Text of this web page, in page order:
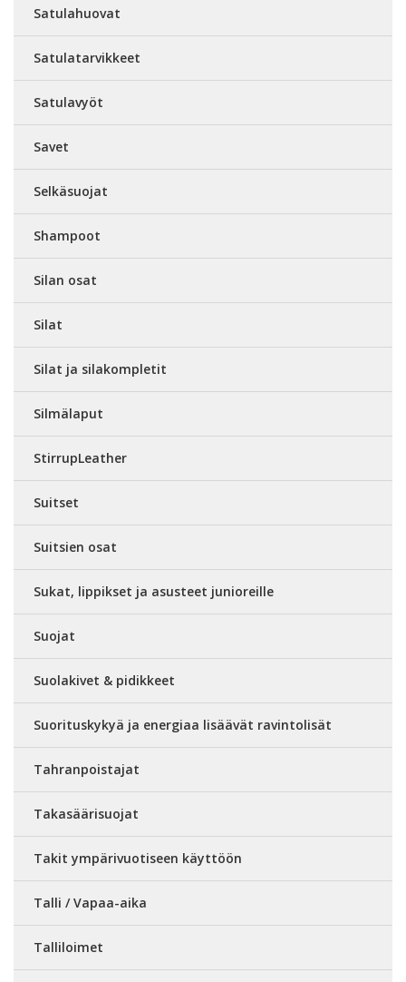
Satulahuovat
Satulatarvikkeet
Satulavyöt
Savet
Selkäsuojat
Shampoot
Silan osat
Silat
Silat ja silakompletit
Silmälaput
StirrupLeather
Suitset
Suitsien osat
Sukat, lippikset ja asusteet junioreille
Suojat
Suolakivet & pidikkeet
Suorituskykyä ja energiaa lisäävät ravintolisät
Tahranpoistajat
Takasäärisuojat
Takit ympärivuotiseen käyttöön
Talli / Vapaa-aika
Talliloimet